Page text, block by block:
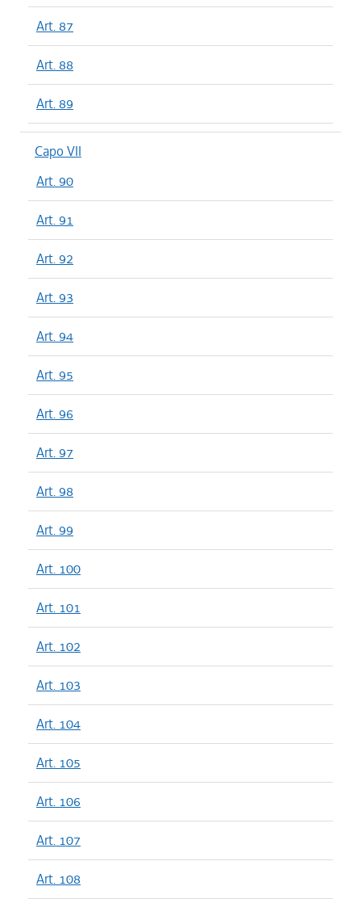
Art. 87
Art. 88
Art. 89
Capo VII
Art. 90
Art. 91
Art. 92
Art. 93
Art. 94
Art. 95
Art. 96
Art. 97
Art. 98
Art. 99
Art. 100
Art. 101
Art. 102
Art. 103
Art. 104
Art. 105
Art. 106
Art. 107
Art. 108